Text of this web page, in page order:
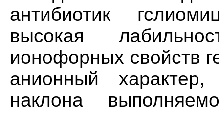
антибиотик
высокая
ионофорных свойств
анионный
наклона